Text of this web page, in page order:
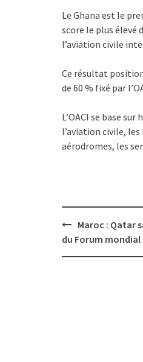
Le Ghana est le
score le plus élevé
l’aviation civile
Ce résultat
de 60 % fixé par
L’OACI se base
l’aviation civile,
aérodromes, les
Post
navigation
Maroc : Qatar
du Forum